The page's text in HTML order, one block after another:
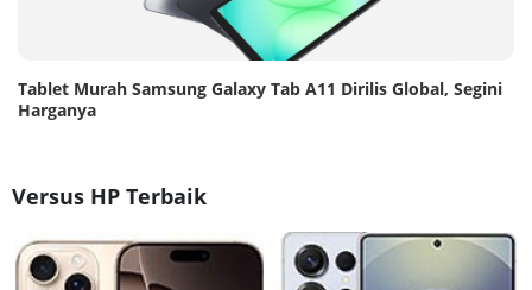
Tablet Murah Samsung Galaxy Tab A11 Dirilis Global, Segini
Harganya
Versus HP Terbaik